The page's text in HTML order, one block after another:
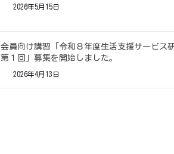
2026年5月15日
会員向け講習「令和８年度生活支援サービス
第１回」募集を開始しました。
2026年4月13日